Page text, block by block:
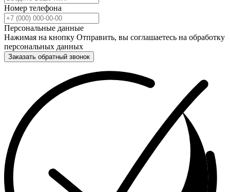
Номер телефона
Персональные данные
Нажимая на кнопку Отправить, вы соглашаетесь на обработку
персональных данных
Заказать обратный звонок